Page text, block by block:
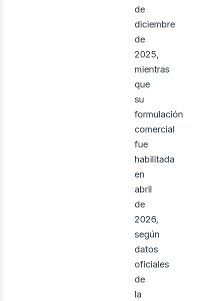
de
diciembre
de
2025,
mientras
que
su
formulación
comercial
fue
habilitada
en
abril
de
2026,
según
datos
oficiales
de
la